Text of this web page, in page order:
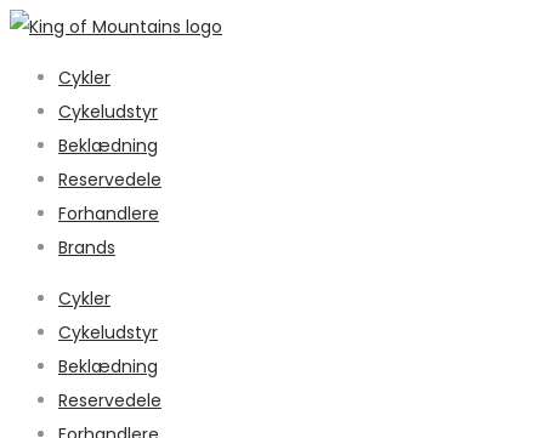
Cykler
Cykeludstyr
Beklædning
Reservedele
Forhandlere
Brands
Cykler
Cykeludstyr
Beklædning
Reservedele